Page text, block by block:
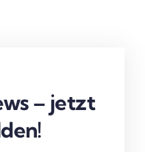
– jetzt